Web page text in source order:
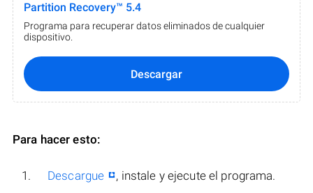
Partition Recovery™ 5.4
Programa para recuperar datos eliminados de cualquier
dispositivo.
Descargar
Para hacer esto:
Descargue , instale y ejecute el programa.